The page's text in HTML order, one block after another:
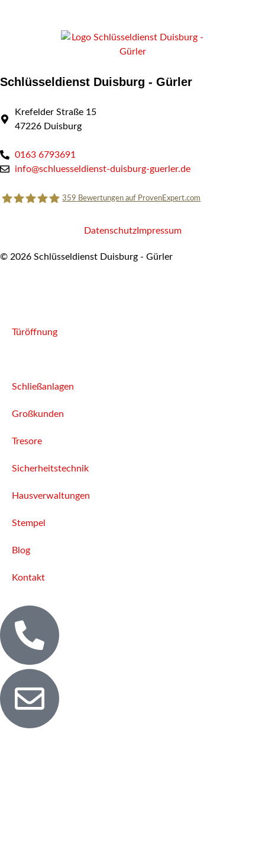
Schlüsseldienst Duisburg - Gürler
Krefelder Straße 15
47226 Duisburg
0163 6793691
info@schluesseldienst-duisburg-guerler.de
Schlüsseldienst Duisburg - Gürler
359 Bewertungen auf ProvenExpert.com
DatenschutzImpressum
© 2026 Schlüsseldienst Duisburg - Gürler
Türöffnung
Schließanlagen
Großkunden
Tresore
Sicherheitstechnik
Hausverwaltungen
Stempel
Blog
Kontakt